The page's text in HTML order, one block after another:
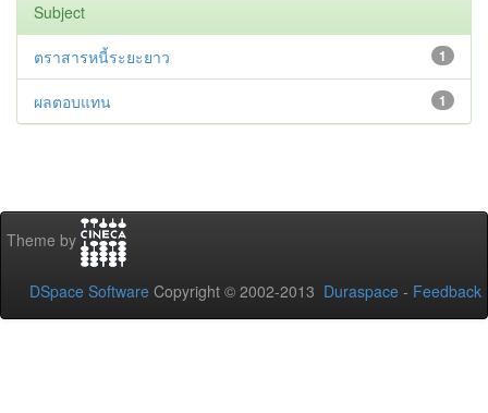
Subject
1
ตราสารหนี้ระยะยาว
1
ผลตอบแทน
Theme by
DSpace Software Copyright © 2002-2013 Duraspace - Feedback